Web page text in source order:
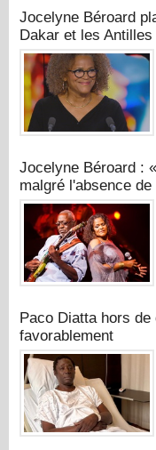
Jocelyne Béroard
Dakar et les Antilles
Jocelyne Béroard :
malgré l'absence
Paco Diatta hors
favorablement